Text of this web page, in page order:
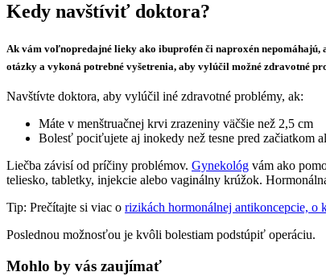
Kedy navštíviť doktora?
Ak vám voľnopredajné lieky ako ibuprofén či naproxén nepomáhajú,
otázky a vykoná potrebné vyšetrenia, aby vylúčil možné zdravotné
Navštívte doktora, aby vylúčil iné zdravotné problémy, ak:
Máte v menštruačnej krvi zrazeniny väčšie než 2,5 cm
Bolesť pociťujete aj inokedy než tesne pred začiatkom
Liečba závisí od príčiny problémov. Gynekológ vám ako
teliesko, tabletky, injekcie alebo vaginálny krúžok.
Tip: Prečítajte si viac o rizikách hormonálnej antikoncepcie, o
Poslednou možnosťou je kvôli bolestiam podstúpiť operáciu.
Mohlo by vás zaujímať